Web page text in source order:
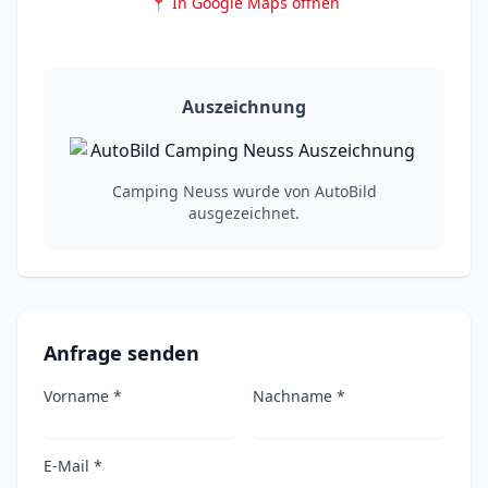
Auszeichnung
Camping Neuss wurde von AutoBild
ausgezeichnet.
Anfrage senden
Vorname * Nachname *
E-Mail *